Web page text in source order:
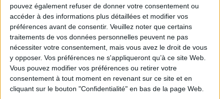
pouvez également refuser de donner votre consentement ou
accéder à des informations plus détaillées et modifier vos
préférences avant de consentir. Veuillez noter que certains
traitements de vos données personnelles peuvent ne pas
nécessiter votre consentement, mais vous avez le droit de vous
y opposer. Vos préférences ne s'appliqueront qu’à ce site Web.
Vous pouvez modifier vos préférences ou retirer votre
consentement à tout moment en revenant sur ce site et en
cliquant sur le bouton "Confidentialité" en bas de la page Web.